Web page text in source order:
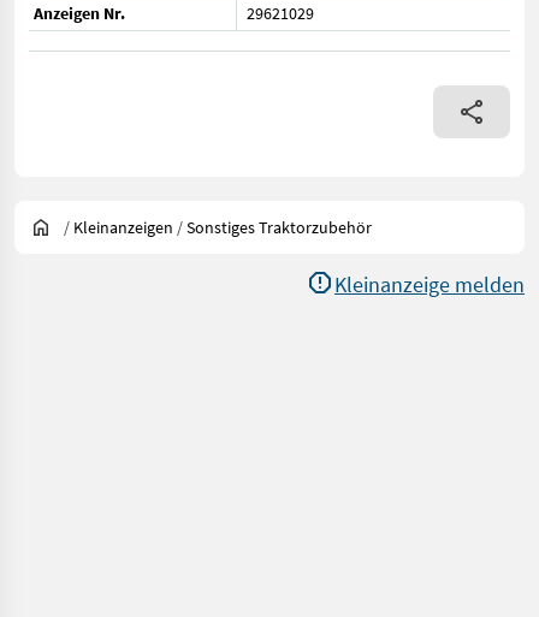
Anzeigen Nr.
29621029
/ Kleinanzeigen /Sonstiges Traktorzubehör
Kleinanzeige melden